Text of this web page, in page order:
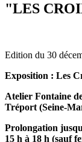
"LES
Edition du 30
Exposition : Les
Atelier Fontaine
Tréport (Seine-
Prolongation
15 h à 18 h (sauf